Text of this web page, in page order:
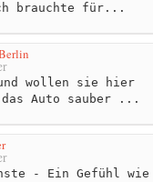
brauchte für...
wollen sie hier
Auto sauber ...
- Ein Gefühl wie